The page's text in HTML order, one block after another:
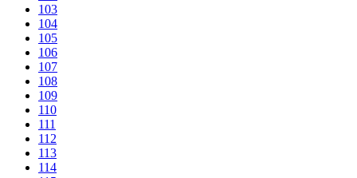
103
104
105
106
107
108
109
110
111
112
113
114